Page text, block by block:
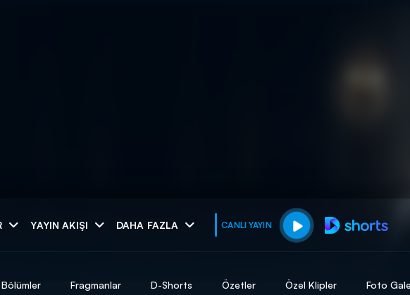
YAYIN AKIŞI DAHA FAZLA CANLI YAYIN
muhteşem ikili
Bölümler Fragmanlar D-Shorts Özetler Özel Klipler Foto